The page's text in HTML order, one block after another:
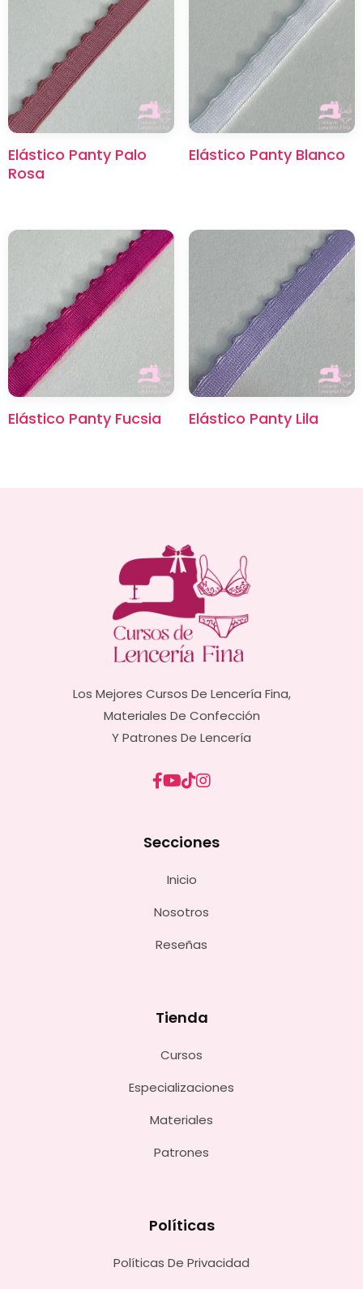
Elástico Panty Palo
Rosa
Elástico Panty Blanco
Elástico Panty Fucsia Elástico Panty Lila
Los Mejores Cursos De Lencería Fina,
Materiales De Confección
Y Patrones De Lencería
Secciones
Inicio
Nosotros
Reseñas
Tienda
Cursos
Especializaciones
Materiales
Patrones
Políticas
Políticas De Privacidad